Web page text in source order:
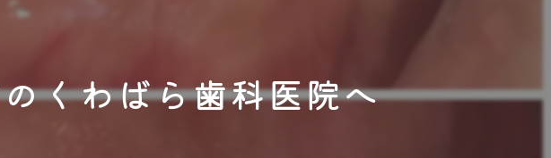
セラミック
くわばら歯科医院へ